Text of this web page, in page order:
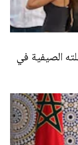
الصيفية في